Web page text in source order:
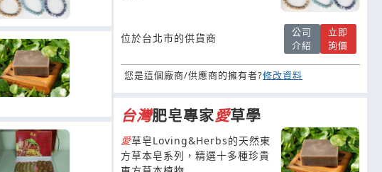
位於台北市的供貨商
公司
介紹
立即
詢價
您是這個廠商/供應商的擁有者?修改資料
台灣肥皂專家愛草學
愛草皂Loving&Herbs的天然東
方草本皂系列，精選十多種珍貴